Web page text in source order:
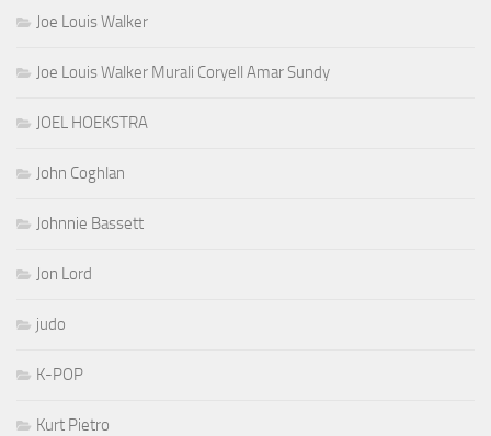
Joe Louis Walker
Joe Louis Walker Murali Coryell Amar Sundy
JOEL HOEKSTRA
John Coghlan
Johnnie Bassett
Jon Lord
judo
K-POP
Kurt Pietro